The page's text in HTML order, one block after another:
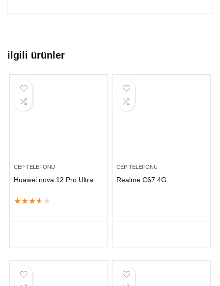
ilgili ürünler
CEP TELEFONU
Huawei nova 12 Pro Ultra
★★★★ ★
CEP TELEFONU
Realme C67 4G